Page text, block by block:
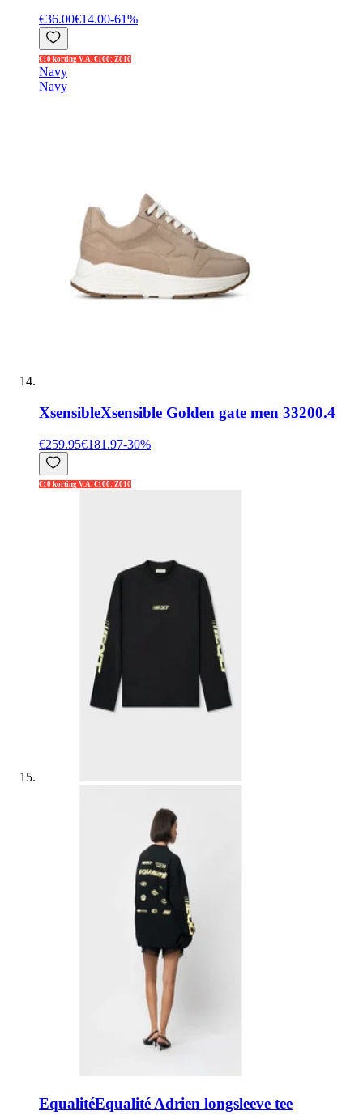
€36.00€14.00-61%
€10 korting V.A. €100: Z010
Navy
Navy
XsensibleXsensible Golden gate men 33200.4
€259.95€181.97-30%
€10 korting V.A. €100: Z010
EqualitéEqualité Adrien longsleeve tee